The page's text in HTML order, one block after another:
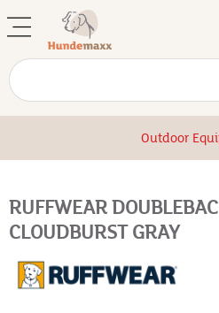
Outdoor
RUFFWEAR
CLOUDBURST GRAY